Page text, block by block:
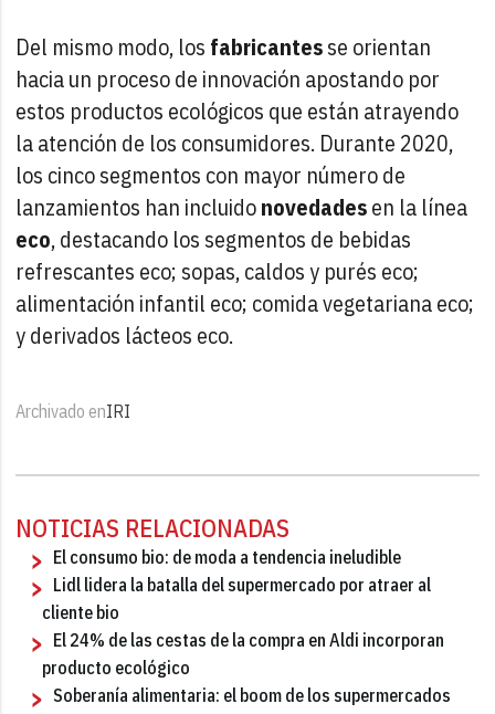
Del mismo modo, los fabricantesse orientan
hacia un proceso de innovación apostando por
estos productos ecológicos que están atrayendo
la atención de los consumidores. Durante 2020,
los cinco segmentos con mayor número de
lanzamientos han incluidonovedadesen la línea
eco, destacando los segmentos de bebidas
refrescantes eco; sopas, caldos y purés eco;
alimentación infantil eco; comida vegetariana eco;
y derivados lácteos eco.
Archivado enIRI
NOTICIAS RELACIONADAS
El consumo bio: de moda a tendencia ineludible
Lidl lidera la batalla del supermercado por atraer al
cliente bio
El 24% de las cestas de la compra en Aldi incorporan
producto ecológico
Soberanía alimentaria: el boom de los supermercados